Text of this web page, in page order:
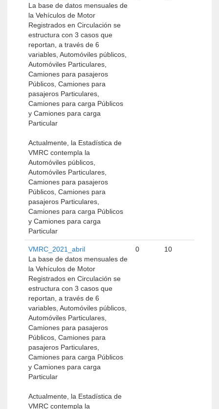
La base de datos mensuales de
la Vehículos de Motor
Registrados en Circulación se
estructura con 3 casos que
reportan, a través de 6
variables, Automóviles públicos,
Automóviles Particulares,
Camiones para pasajeros
Públicos, Camiones para
pasajeros Particulares,
Camiones para carga Públicos
y Camiones para carga
Particular
Actualmente, la Estadística de
VMRC contempla la
Automóviles públicos,
Automóviles Particulares,
Camiones para pasajeros
Públicos, Camiones para
pasajeros Particulares,
Camiones para carga Públicos
y Camiones para carga
Particular
VMRC_2021_abril
La base de datos mensuales de
la Vehículos de Motor
Registrados en Circulación se
estructura con 3 casos que
reportan, a través de 6
variables, Automóviles públicos,
Automóviles Particulares,
Camiones para pasajeros
Públicos, Camiones para
pasajeros Particulares,
Camiones para carga Públicos
y Camiones para carga
Particular
Actualmente, la Estadística de
VMRC contempla la
0 10